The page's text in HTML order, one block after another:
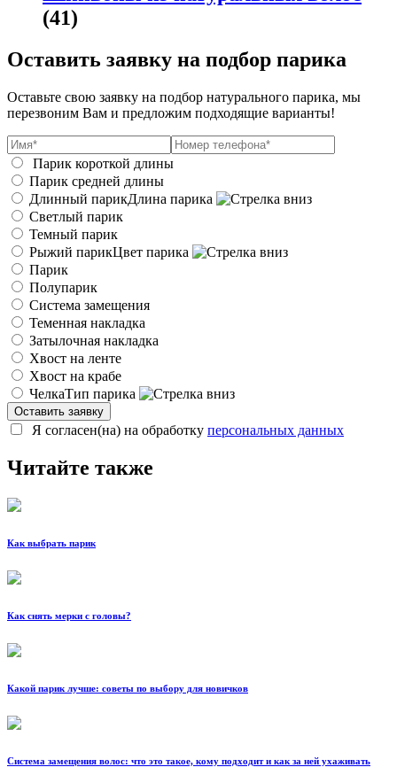
(41)
Оставить заявку на подбор парика
Оставьте свою заявку на подбор натурального парика, мы
перезвоним Вам и предложим подходящие варианты!
Парик короткой длины
Парик средней длины
Длинный парикДлина парика
Светлый парик
Темный парик
Рыжий парикЦвет парика
Парик
Полупарик
Система замещения
Теменная накладка
Затылочная накладка
Хвост на ленте
Хвост на крабе
ЧелкаТип парика
Я согласен(на) на обработку персональных данных
Читайте также
Как выбрать парик
Как снять мерки с головы?
Какой парик лучше: советы по выбору для новичков
Система замещения волос: что это такое, кому подходит и как за ней ухаживать